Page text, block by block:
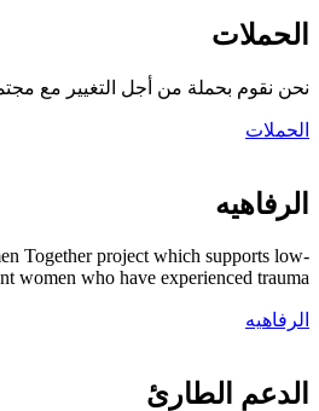
الحملات
نحن نقوم بحملة من أجل التغيير مع
الحملات
الرفاهيه
Together project which supports low-
women who have experienced trauma.
الرفاهيه
الدعم الطارئ